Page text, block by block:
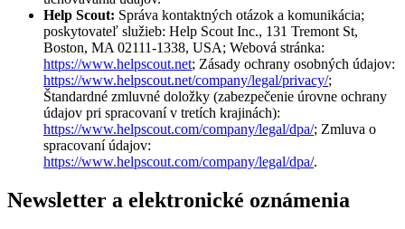
Help Scout: Správa kontaktných otázok a komunikácia;
poskytovateľ služieb: Help Scout Inc., 131 Tremont St,
Boston, MA 02111-1338, USA; Webová stránka:
https://www.helpscout.net; Zásady ochrany osobných údajov:
https://www.helpscout.net/company/legal/privacy/;
Štandardné zmluvné doložky (zabezpečenie úrovne ochrany
údajov pri spracovaní v tretích krajinách):
https://www.helpscout.com/company/legal/dpa/; Zmluva o
spracovaní údajov:
https://www.helpscout.com/company/legal/dpa/.
Newsletter a elektronické oznámenia